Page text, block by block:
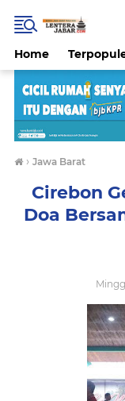
Home
› Jawa Barat
Cirebon
Doa